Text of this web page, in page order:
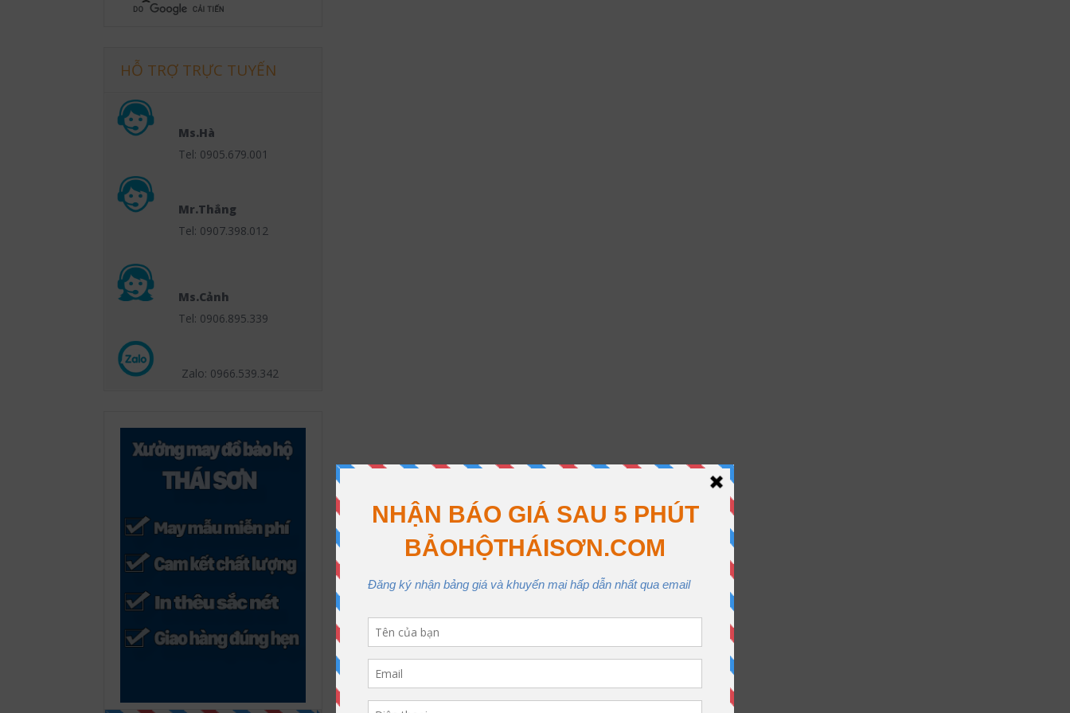
HỖ TRỢ TRỰC TUYẾN
Ms.Hà
Tel: 0905.679.001
Mr.Thắng
Tel: 0907.398.012
Ms.Cảnh
Tel: 0906.895.339
Zalo: 0966.539.342